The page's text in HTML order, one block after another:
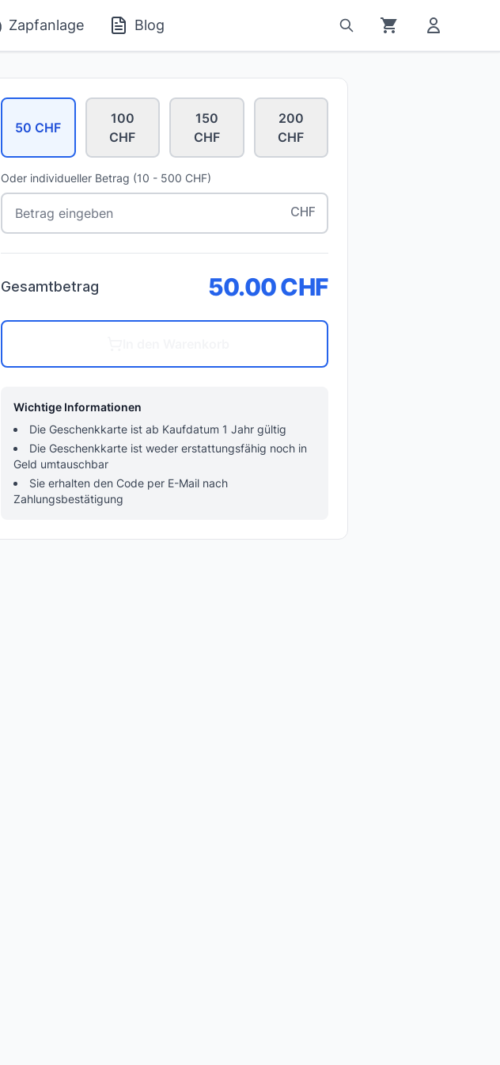
Zapfanlage Blog
50 CHF
100
CHF
150
CHF
200
CHF
Oder individueller Betrag (10 - 500 CHF)
CHF
Gesamtbetrag 50.00CHF
Wichtige Informationen
Die Geschenkkarte ist ab Kaufdatum 1 Jahr gültig
Die Geschenkkarte ist weder erstattungsfähig noch in
Geld umtauschbar
Sie erhalten den Code per E-Mail nach
Zahlungsbestätigung